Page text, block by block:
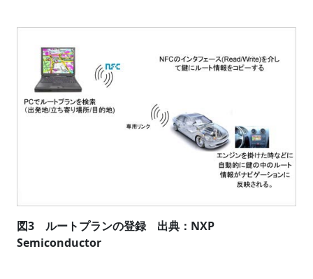
図3 ルートプランの登録 出典：NXP
Semiconductor